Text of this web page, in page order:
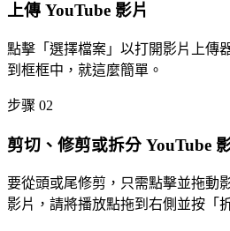
上傳 YouTube 影片
點擊「選擇檔案」以打開影片上傳
到框框中，就這麼簡單。
步骤 02
剪切、修剪或拆分 YouTube
要從頭或尾修剪，只需點擊並拖動
影片，請將播放點拖到右側並按「